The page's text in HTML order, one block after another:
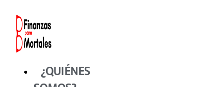
contenido
¿QUIÉNES